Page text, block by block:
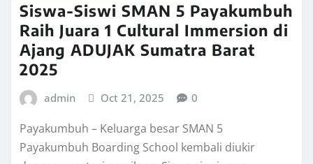
Siswa-Siswi SMAN 5 Payakumbuh
Raih Juara 1 Cultural Immersion di
Ajang ADUJAK Sumatra Barat
2025
admin Oct 21, 2025 0
Payakumbuh – Keluarga besar SMAN 5
Payakumbuh Boarding School kembali diukir